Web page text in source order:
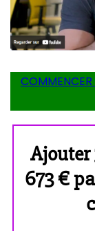
COMMENCER